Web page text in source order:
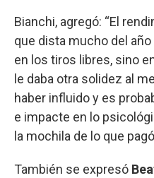
Bianchi, agregó: “El
que dista mucho del
en los tiros libres, sino
le daba otra solidez al
haber influido y es
e impacte en lo
la mochila de lo que
También se expresó